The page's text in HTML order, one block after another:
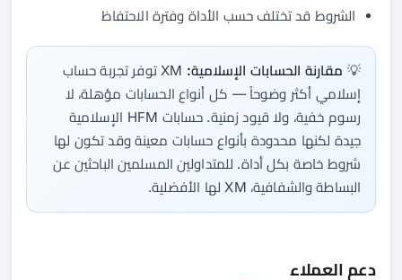
الشروط قد تختلف حسب الأداة وفترة الاحتفاظ
💡 مقارنة الحسابات الإسلامية:
XM توفر تجربة حساب
إسلامي أكثر وضوحاً — كل أنواع الحسابات مؤهلة، لا
رسوم خفية، ولا قيود زمنية. حسابات HFM الإسلامية
جيدة لكنها محدودة بأنواع حسابات معينة وقد تكون لها
شروط خاصة بكل أداة. للمتداولين المسلمين الباحثين عن
البساطة والشفافية، XM لها الأفضلية.
دعم العملاء